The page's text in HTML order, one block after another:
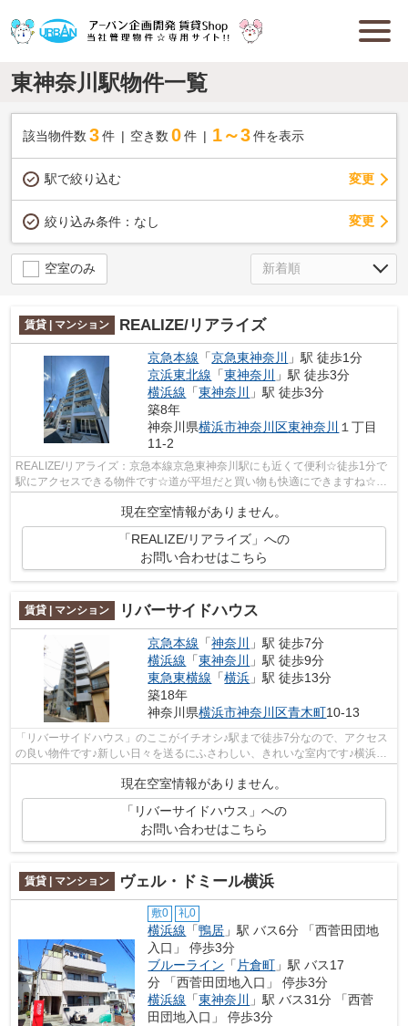
東神奈川駅物件一覧
該当物件数 3件 空き数 0 件 1～3 件を表示
駅で絞り込む 変更
絞り込み条件： なし 変更
空室のみ
賃貸 | マンション REALIZE/リアライズ
京急本線 「京急東神奈川
」駅 徒歩1分
京浜東北線 「東神奈川
」駅 徒歩3分
横浜線 「東神奈川
」駅 徒歩3分
築8年
神奈川県横浜市神奈川区東神奈川
１丁目
11-2
REALIZE/リアライズ：京急本線京急東神奈川駅にも近くて便利☆徒歩1分で
駅にアクセスできる物件です☆道が平坦だと買い物も快適にできますね☆共
用部にはエレベータ・敷地内ごみ置き場な...
現在空室情報がありません。
「REALIZE/リアライズ」への
お問い合わせはこちら
賃貸 | マンション リバーサイドハウス
京急本線 「神奈川
」駅 徒歩7分
横浜線 「東神奈川
」駅 徒歩9分
東急東横線 「横浜 」駅 徒歩13分
築18年
神奈川県横浜市神奈川区青木町10-13
「リバーサイドハウス」のここがイチオシ♪駅まで徒歩7分なので、アクセス
の良い物件です♪新しい日々を送るにふさわしい、きれいな室内です♪横浜市
神奈川区エリアにある賃貸情報のこと...
現在空室情報がありません。
「リバーサイドハウス」への
お問い合わせはこちら
賃貸 | マンション ヴェル・ドミール横浜
敷0 礼0
横浜線 「鴨居 」駅 バス6分 「西菅田団地
入口」 停歩3分
ブルーライン 「 片倉町 」駅 バス17
分 「西菅田団地入口」 停歩3分
横浜線 「東神奈川
」駅 バス31分 「西菅
田団地入口」 停歩3分